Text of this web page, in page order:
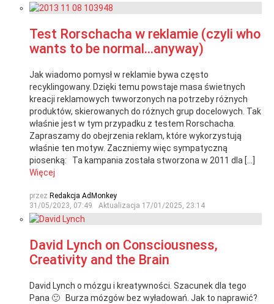
Test Rorschacha w reklamie (czyli who
wants to be normal…anyway)
Jak wiadomo pomysł w reklamie bywa często
recyklingowany. Dzięki temu powstaje masa świetnych
kreacji reklamowych twworzonych na potrzeby różnych
produktów, skierowanych do różnych grup docelowych. Tak
właśnie jest w tym przypadku z testem Rorschacha.
Zapraszamy do obejrzenia reklam, które wykorzystują
właśnie ten motyw. Zaczniemy więc sympatyczną
piosenką: Ta kampania została stworzona w 2011 dla […]
Więcej
przez Redakcja AdMonkey
31/05/2023, 07:49
Aktualizacja 17/01/2025, 23:14
David Lynch on Consciousness,
Creativity and the Brain
David Lynch o mózgu i kreatywności. Szacunek dla tego
Pana 🙂 Burza mózgów bez wyładowań. Jak to naprawić?